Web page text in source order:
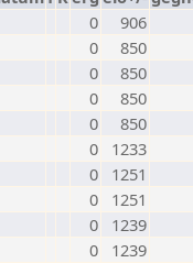
0
906
0
850
0
850
0
850
0
850
0
1233
0
1251
0
1251
0
1239
0
1239